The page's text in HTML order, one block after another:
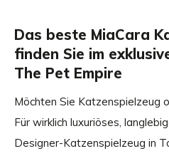
Das beste MiaCara
finden Sie im
The Pet Empire
Möchten Sie Katzenspielzeug
Für wirklich luxuriöses,
Designer-Katzenspielzeug in